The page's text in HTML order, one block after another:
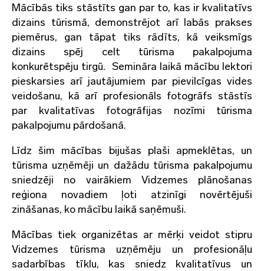
Mācībās tiks stāstīts gan par to, kas ir kvalitatīvs
dizains tūrismā, demonstrējot arī labās prakses
piemērus, gan tāpat tiks rādīts, kā veiksmīgs
dizains spēj celt tūrisma pakalpojuma
konkurētspēju tirgū. Semināra laikā mācību lektori
pieskarsies arī jautājumiem par pievilcīgas vides
veidošanu, kā arī profesionāls fotogrāfs stāstīs
par kvalitatīvas fotogrāfijas nozīmi tūrisma
pakalpojumu pārdošanā.
Līdz šim mācības bijušas plaši apmeklētas, un
tūrisma uzņēmēji un dažādu tūrisma pakalpojumu
sniedzēji no vairākiem Vidzemes plānošanas
reģiona novadiem ļoti atzinīgi novērtējuši
zināšanas, ko mācību laikā saņēmuši.
Mācības tiek organizētas ar mērķi veidot stipru
Vidzemes tūrisma uzņēmēju un profesionāļu
sadarbības tīklu, kas sniedz kvalitatīvus un